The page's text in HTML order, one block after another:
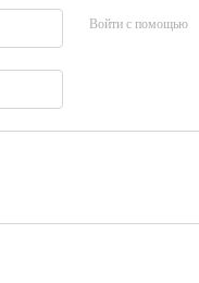
Войти с помощью